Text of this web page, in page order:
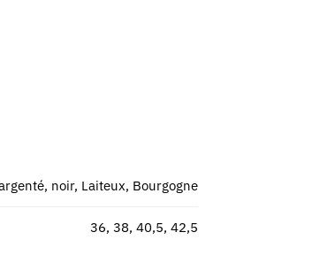
noir, Laiteux, Bourgogne
36, 38, 40,5, 42,5